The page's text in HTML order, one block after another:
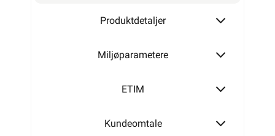
Produktdetaljer
Miljøparametere
ETIM
Kundeomtale